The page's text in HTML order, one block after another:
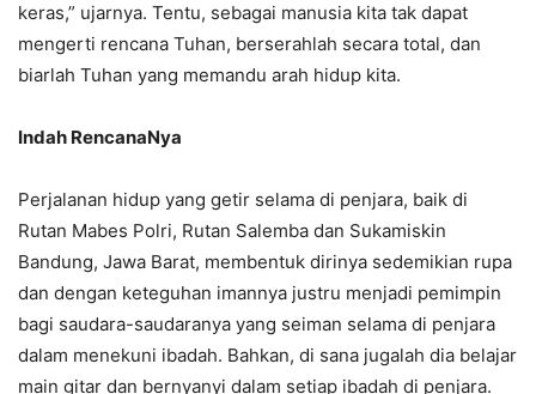
keras,” ujarnya. Tentu, sebagai manusia kita tak dapat
mengerti rencana Tuhan, berserahlah secara total, dan
biarlah Tuhan yang memandu arah hidup kita.
Indah RencanaNya
Perjalanan hidup yang getir selama di penjara, baik di
Rutan Mabes Polri, Rutan Salemba dan Sukamiskin
Bandung, Jawa Barat, membentuk dirinya sedemikian rupa
dan dengan keteguhan imannya justru menjadi pemimpin
bagi saudara-saudaranya yang seiman selama di penjara
dalam menekuni ibadah. Bahkan, di sana jugalah dia belajar
main gitar dan bernyanyi dalam setiap ibadah di penjara.